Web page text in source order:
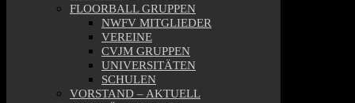
FLOORBALL GRUPPEN
NWFV MITGLIEDER
VEREINE
CVJM GRUPPEN
UNIVERSITÄTEN
SCHULEN
VORSTAND – AKTUELL